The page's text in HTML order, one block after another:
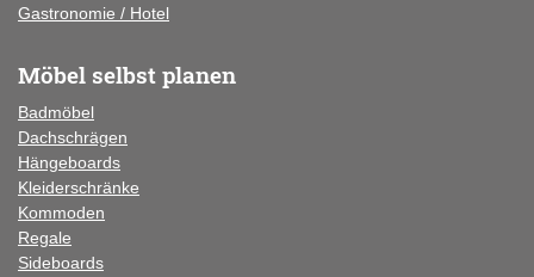
Gastronomie / Hotel
Möbel selbst planen
Badmöbel
Dachschrägen
Hängeboards
Kleiderschränke
Kommoden
Regale
Sideboards